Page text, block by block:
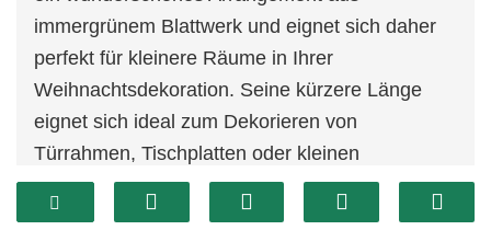
immergrünem Blattwerk und eignet sich daher
perfekt für kleinere Räume in Ihrer
Weihnachtsdekoration. Seine kürzere Länge
eignet sich ideal zum Dekorieren von
Türrahmen, Tischplatten oder kleinen
Kaminsimsen und sorgt für eine festliche
Atmosphäre, ohne den Bereich zu überfordern.